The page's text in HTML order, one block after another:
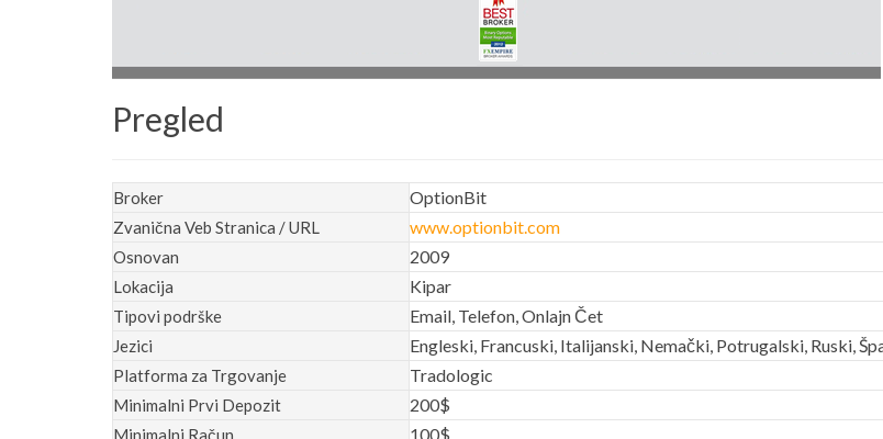
Pregled
Broker OptionBit
Zvanična Veb Stranica / URL www.optionbit.com
Osnovan 2009
Lokacija Kipar
Tipovi podrške Email, Telefon, Onlajn Čet
Jezici Engleski, Francuski, Italijanski, Nemački, Potrugalski, Ruski,
Platforma za Trgovanje Tradologic
Minimalni Prvi Depozit 200$
Minimalni Račun 100$